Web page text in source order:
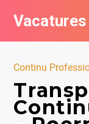
Continu
Vacatures per
Nieuwsbrief feed